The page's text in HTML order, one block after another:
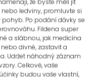
ledviny, promluvte si
Po podání dávky se
Fildena super
a slábnou, jak medicína
divné, zastavit a
Udržet náhodný záznam
Celkově, vaše
budou vaše vlastní,